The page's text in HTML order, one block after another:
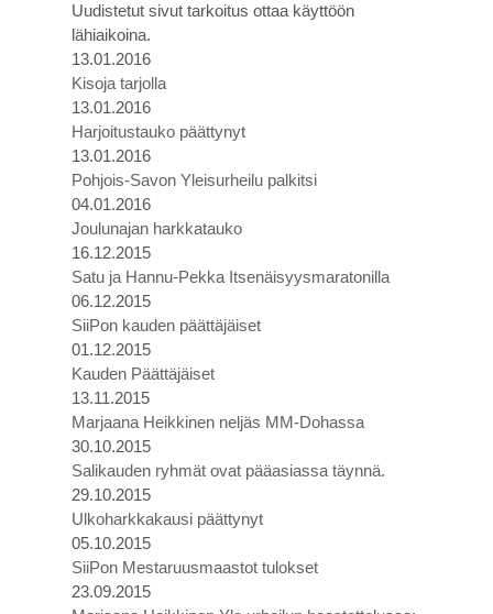
Uudistetut sivut tarkoitus ottaa käyttöön
lähiaikoina.
13.01.2016
Kisoja tarjolla
13.01.2016
Harjoitustauko päättynyt
13.01.2016
Pohjois-Savon Yleisurheilu palkitsi
04.01.2016
Joulunajan harkkatauko
16.12.2015
Satu ja Hannu-Pekka Itsenäisyysmaratonilla
06.12.2015
SiiPon kauden päättäjäiset
01.12.2015
Kauden Päättäjäiset
13.11.2015
Marjaana Heikkinen neljäs MM-Dohassa
30.10.2015
Salikauden ryhmät ovat pääasiassa täynnä.
29.10.2015
Ulkoharkkakausi päättynyt
05.10.2015
SiiPon Mestaruusmaastot tulokset
23.09.2015